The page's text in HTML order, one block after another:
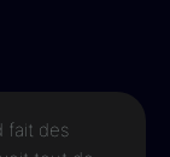
fait des